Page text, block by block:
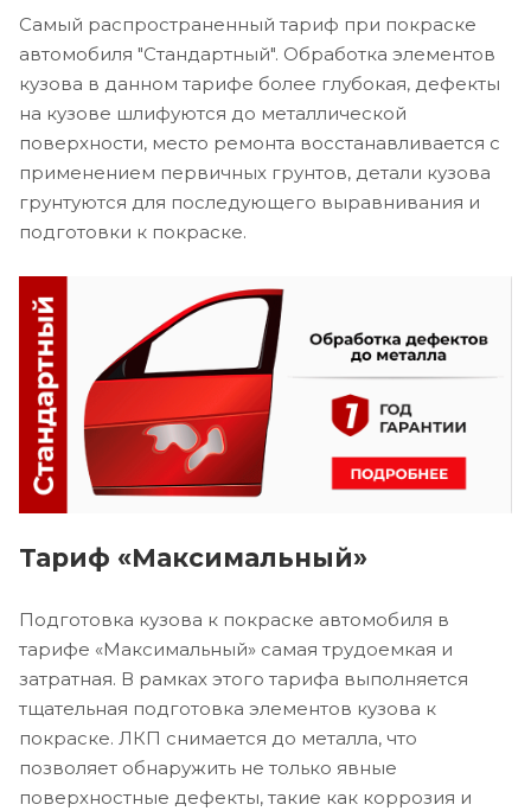
Самый распространенный тариф при покраске
автомобиля "Стандартный". Обработка элементов
кузова в данном тарифе более глубокая, дефекты
на кузове шлифуются до металлической
поверхности, место ремонта восстанавливается с
применением первичных грунтов, детали кузова
грунтуются для последующего выравнивания и
подготовки к покраске.
Тариф «Максимальный»
Подготовка кузова к покраске автомобиля в
тарифе «Максимальный» самая трудоемкая и
затратная. В рамках этого тарифа выполняется
тщательная подготовка элементов кузова к
покраске. ЛКП снимается до металла, что
позволяет обнаружить не только явные
поверхностные дефекты, такие как коррозия и